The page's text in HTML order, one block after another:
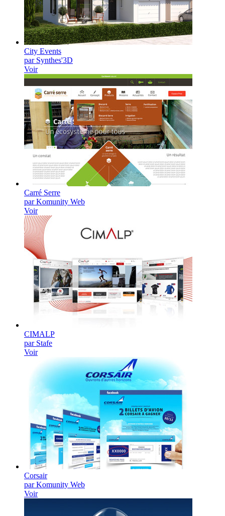
City Events
par Synthes'3D
Voir
Carré Serre
par Komunity Web
Voir
CIMALP
par Stafe
Voir
Corsair
par Komunity Web
Voir